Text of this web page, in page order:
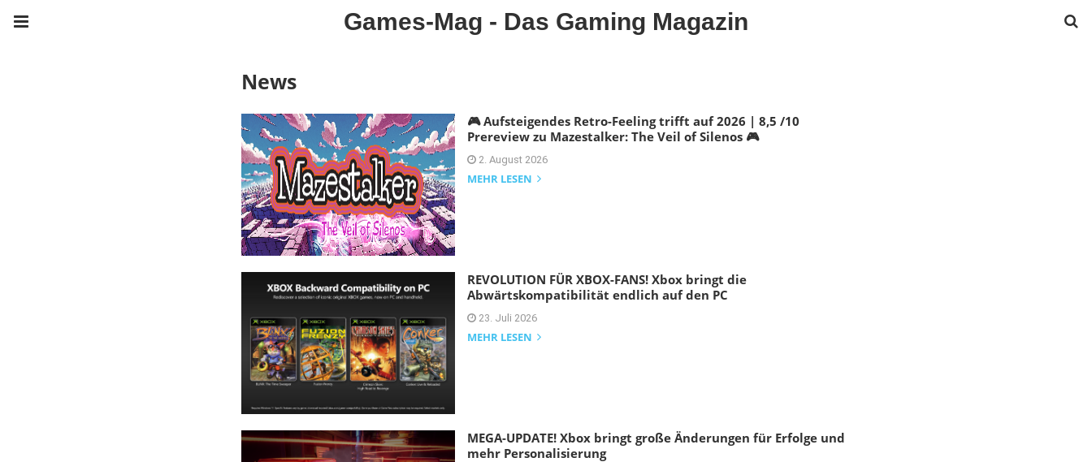
Games-Mag - Das Gaming Magazin
News
🎮 Aufsteigendes Retro-Feeling trifft auf 2026 | 8,5 /10
Prereview zu Mazestalker: The Veil of Silenos 🎮
2. August 2026
MEHR LESEN
REVOLUTION FÜR XBOX-FANS! Xbox bringt die
Abwärtskompatibilität endlich auf den PC
23. Juli 2026
MEHR LESEN
MEGA-UPDATE! Xbox bringt große Änderungen für Erfolge und
mehr Personalisierung